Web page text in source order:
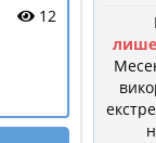
12
лише